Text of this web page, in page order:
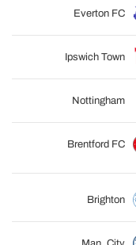
Everton FC
Ipswich Town
Nottingham
Brentford FC
Brighton